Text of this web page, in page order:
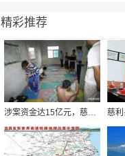
精彩推荐
涉案资金达15亿元，慈利警方近日破获“国通